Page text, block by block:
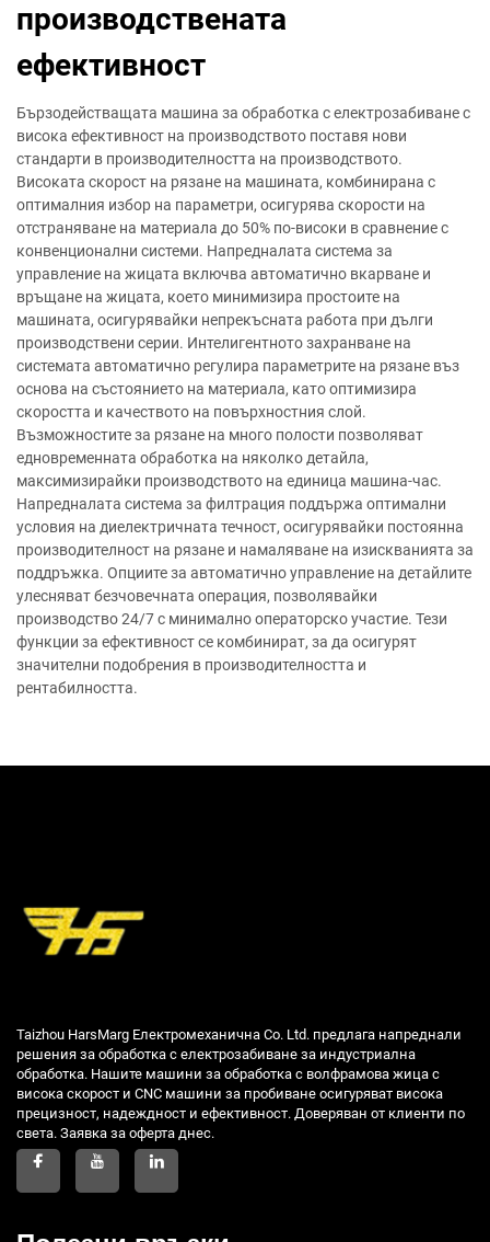
производствената
ефективност
Бързодействащата машина за обработка с електрозабиване с
висока ефективност на производството поставя нови
стандарти в производителността на производството.
Високата скорост на рязане на машината, комбинирана с
оптималния избор на параметри, осигурява скорости на
отстраняване на материала до 50% по-високи в сравнение с
конвенционални системи. Напредналата система за
управление на жицата включва автоматично вкарване и
връщане на жицата, което минимизира простоите на
машината, осигурявайки непрекъсната работа при дълги
производствени серии. Интелигентното захранване на
системата автоматично регулира параметрите на рязане въз
основа на състоянието на материала, като оптимизира
скоростта и качеството на повърхностния слой.
Възможностите за рязане на много полости позволяват
едновременната обработка на няколко детайла,
максимизирайки производството на единица машина-час.
Напредналата система за филтрация поддържа оптимални
условия на диелектричната течност, осигурявайки постоянна
производителност на рязане и намаляване на изискванията за
поддръжка. Опциите за автоматично управление на детайлите
улесняват безчовечната операция, позволявайки
производство 24/7 с минимално операторско участие. Тези
функции за ефективност се комбинират, за да осигурят
значителни подобрения в производителността и
рентабилността.
Taizhou HarsMarg Електромеханична Co. Ltd. предлага напреднали
решения за обработка с електрозабиване за индустриална
обработка. Нашите машини за обработка с волфрамова жица с
висока скорост и CNC машини за пробиване осигуряват висока
прецизност, надеждност и ефективност. Доверяван от клиенти по
света. Заявка за оферта днес.